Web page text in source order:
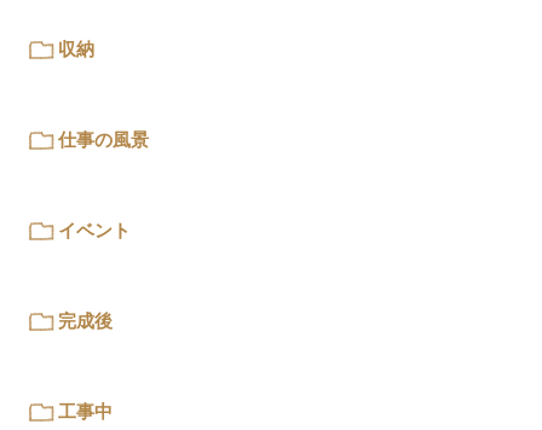
収納
仕事の風景
イベント
完成後
工事中